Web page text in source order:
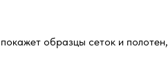
образцы сеток и